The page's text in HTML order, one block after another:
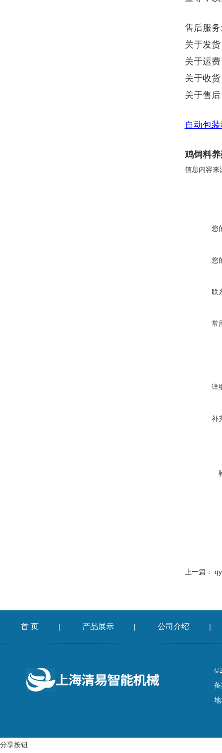
售后服务
关于发
关于运
关于收
关于售
自动包
鸡饲料
信息内容来
您
您
联
常
详
补
上一篇：
首 页 | 产品展示 | 公司介绍 |
备
分享按钮